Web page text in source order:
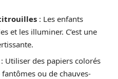
: Les enfants
et les illuminer. C’est une
: Utiliser des papiers colorés
ou de chauves-